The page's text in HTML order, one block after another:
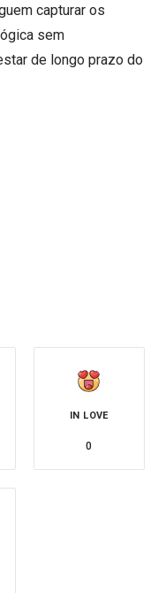
capturar os
sem
de longo prazo do
IN LOVE
0